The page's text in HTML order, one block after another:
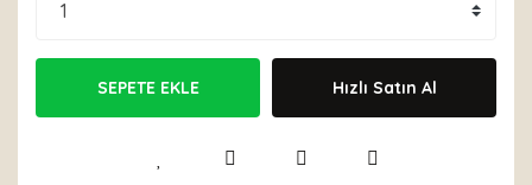
SEPETE EKLE Hızlı Satın Al